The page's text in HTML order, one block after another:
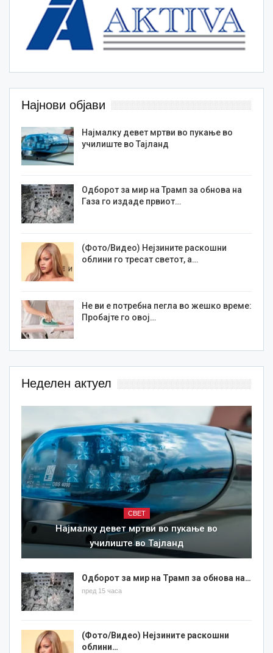
Најнови објави
Најмалку девет мртви во пукање во
училиште во Тајланд
Одборот за мир на Трамп за обнова на
Газа го издаде првиот…
(Фото/Видео) Нејзините раскошни
облини го тресат светот, а…
Не ви е потребна пегла во жешко време:
Пробајте го овој…
Неделен актуел
СВЕТ
Најмалку девет мртви во пукање во
училиште во Тајланд
Одборот за мир на Трамп за обнова на…
пред 15 часа
(Фото/Видео) Нејзините раскошни
облини…